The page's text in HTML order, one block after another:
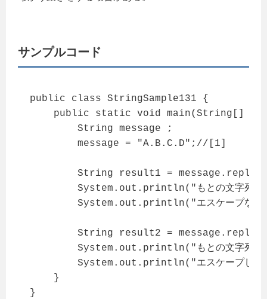
サンプルコード
public class StringSample131 {
public static void main(String[]
        String message ;
        message = "A.B.C.D";//[1]
String result1 =
System.out.println("もとの文字列
System.out.println("エスケープなし
String result2 =
System.out.println("もとの文字列
System.out.println("エスケープして
    }
}